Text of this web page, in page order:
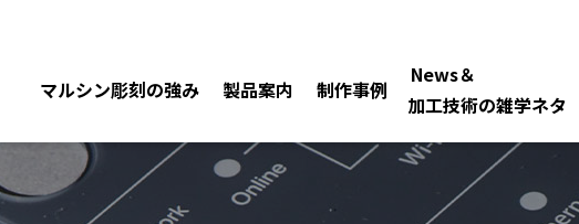
マルシン彫刻の強み 製品案内 制作事例
News＆
加工技術の雑学ネタ